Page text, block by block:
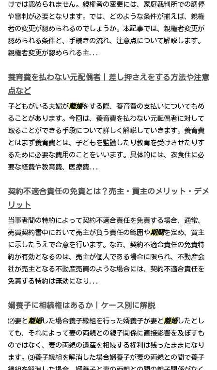
けでは認められません。親権者の変更には、家庭裁判所での調停
や審判が必要となります。では、どのような条件が揃えば、親権
者の変更が認められるのでしょうか。本記事では、親権者変更が
認められる条件と、手続きの流れ、注意点について解説します。
親権者変更が認められる主...
養育費を払わない元配偶者｜差し押さえをする方法や注意
点など
子どもがいる夫婦が離婚をする際、養育費の支払いについてもめ
ることがあります。今回は、養育費を払わない元配偶者に対して
取ることができる手段について詳しく解説していきます。養育費
とはまず養育費とは、子どもを監護したり教育を受けさせたりす
るために必要な費用のことをいいます。具体的には、衣食住に必
要な経費や教育費、医療費...
契約不適合責任の免責とは？売主・買主のメリット・デメ
リット
当事者間の特約によって契約不適合責任を免責する場合、通常、
売買契約書中において売主が負う責任の範囲や期間を定め、買主
に示したうえで合意を行います。なお、契約不適合責任の免責特
約が有効となるのは、売主が個人である場合に限られ、不動産会
社が売主となる不動産売買のような場合には、契約不適合責任を
免責する特約は無効になり...
婿養子に相続権はあるか｜ケース別に解説
⑵妻と離婚した場合養子縁組を行った婿養子が妻と離婚したとし
ても、それによって妻の両親との親子関係に直接影響を及ぼすも
のではなく、妻の両親の遺産を相続する権利は残ったままになり
ます。⑶養子縁組を解消した場合婿養子が妻の両親との間で養子